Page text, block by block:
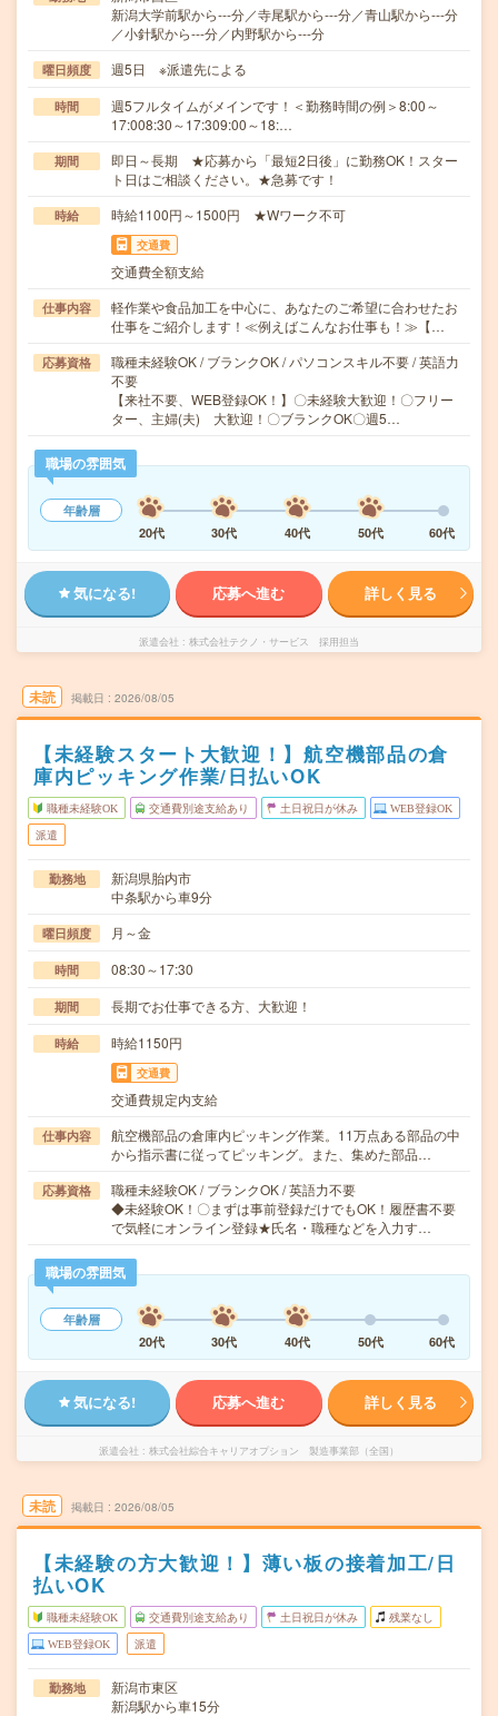
新潟大学前駅から---分／寺尾駅から---分／青山駅から---分
／小針駅から---分／内野駅から---分
曜日頻度 週5日 ※派遣先による
時間
週5フルタイムがメインです！＜勤務時間の例＞8:00～
17:008:30～17:309:00～18:…
期間
即日～長期 ★応募から「最短2日後」に勤務OK！スター
ト日はご相談ください。★急募です！
時給 時給1100円～1500円 ★Wワーク不可
交通費
交通費全額支給
仕事内容
軽作業や食品加工を中心に、あなたのご希望に合わせたお
仕事をご紹介します！≪例えばこんなお仕事も！≫【…
応募資格
職種未経験OK / ブランクOK / パソコンスキル不要 / 英語力
不要
【来社不要、WEB登録OK！】〇未経験大歓迎！〇フリー
ター、主婦(夫) 大歓迎！〇ブランクOK〇週5…
職場の雰囲気
年齢層
20代
30代 40代 50代 60代
気になる! 応募へ進む 詳しく見る
派遣会社 株式会社テクノ・サービス 採用担当
未読 掲載日 2026/08/05
【未経験スタート大歓迎！】航空機部品の倉
庫内ピッキング作業/日払いOK
職種未経験OK 交通費別途支給あり 土日祝日が休み WEB登録OK
派遣
勤務地
新潟県胎内市
中条駅から車9分
曜日頻度 月～金
時間 08:30～17:30
期間 長期でお仕事できる方、大歓迎！
時給 時給1150円
交通費
交通費規定内支給
仕事内容
航空機部品の倉庫内ピッキング作業。11万点ある部品の中
から指示書に従ってピッキング。また、集めた部品…
応募資格
職種未経験OK / ブランクOK / 英語力不要
◆未経験OK！〇まずは事前登録だけでもOK！履歴書不要
で気軽にオンライン登録★氏名・職種などを入力す…
職場の雰囲気
年齢層
20代
30代 40代 50代 60代
気になる! 応募へ進む 詳しく見る
派遣会社 株式会社綜合キャリアオプション 製造事業部（全国）
未読 掲載日 2026/08/05
【未経験の方大歓迎！】薄い板の接着加工/日
払いOK
職種未経験OK 交通費別途支給あり 土日祝日が休み 残業なし
WEB登録OK 派遣
勤務地
新潟市東区
新潟駅から車15分